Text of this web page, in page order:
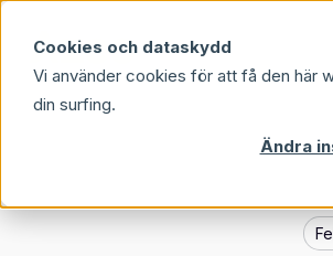
Cookies och dataskydd
Vi använder cookies för att få den här
din surfing.
Ändra